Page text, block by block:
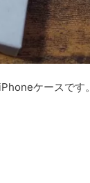
ケースです。